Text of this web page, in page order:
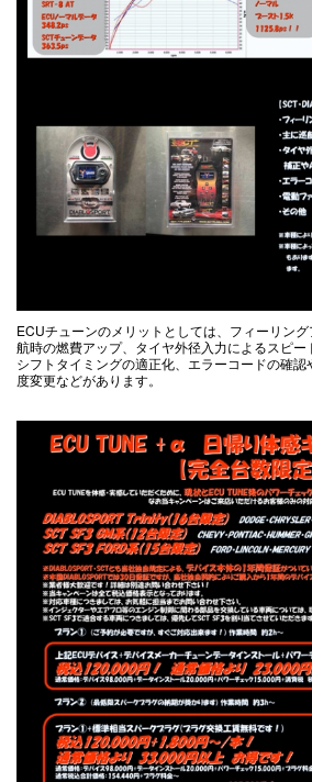
ECUチューンのメリットとしては、フィーリン
航時の燃費アップ、タイヤ外径入力によるスピ
シフトタイミングの適正化、エラーコードの確
度変更などがあります。